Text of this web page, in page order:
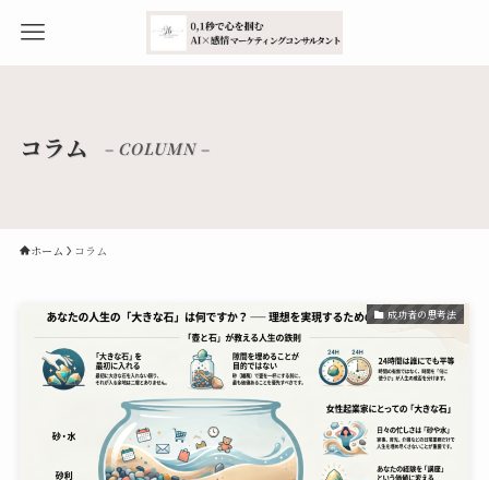
コラム – COLUMN –
ホーム コラム
成功者の思考法